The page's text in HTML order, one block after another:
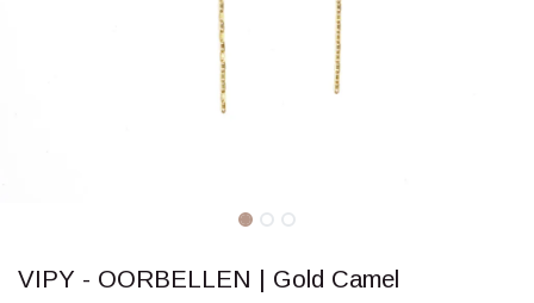
VIPY - OORBELLEN | Gold Camel